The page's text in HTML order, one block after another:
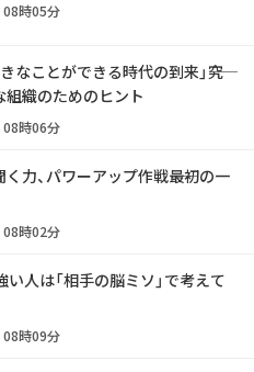
時05分
なことができる時代の到来」――究
織のためのヒント
時06分
力、パワーアップ作戦――最初の一
時02分
い人は「相手の脳ミソ」で考えて
時09分